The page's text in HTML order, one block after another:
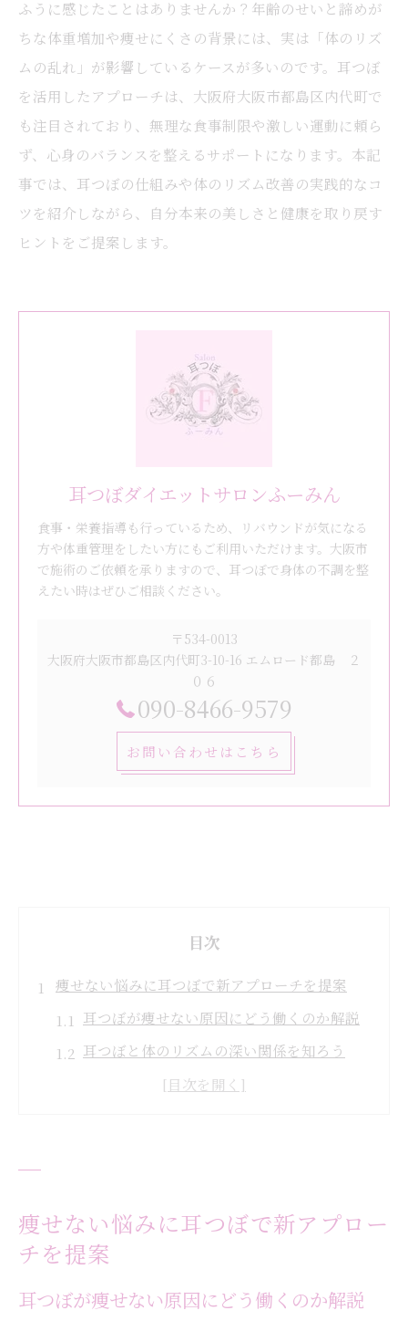
ふうに感じたことはありませんか？年齢のせいと諦めが
ちな体重増加や痩せにくさの背景には、実は「体のリズ
ムの乱れ」が影響しているケースが多いのです。耳つぼ
を活用したアプローチは、大阪府大阪市都島区内代町で
も注目されており、無理な食事制限や激しい運動に頼ら
ず、心身のバランスを整えるサポートになります。本記
事では、耳つぼの仕組みや体のリズム改善の実践的なコ
ツを紹介しながら、自分本来の美しさと健康を取り戻す
ヒントをご提案します。
耳つぼダイエットサロンふーみん
食事・栄養指導も行っているため、リバウンドが気になる
方や体重管理をしたい方にもご利用いただけます。大阪市
で施術のご依頼を承りますので、耳つぼで身体の不調を整
えたい時はぜひご相談ください。
〒534-0013
大阪府大阪市都島区内代町3-10-16 エムロード都島 ２
０６
090-8466-9579
お問い合わせはこちら
目次
痩せない悩みに耳つぼで新アプローチを提案
耳つぼが痩せない原因にどう働くのか解説
耳つぼと体のリズムの深い関係を知ろう
耳つぼマッサージで食欲が自然と落ち着く
体のリズム乱れがダイエット停滞の鍵になる理
由
痩せない時は耳つぼで生活習慣を見直す
痩せない悩みに耳つぼで新アプロー
チを提案
耳つぼが痩せない原因にどう働くのか解説